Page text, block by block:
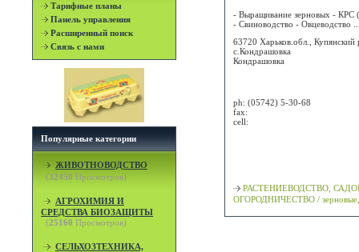
Тарифные планы
Панель управления
Расширенный поиск
Связь с нами
Популярные категории
ЖИВОТНОВОДСТВО
(32450 Просмотров)
АГРОХИМИЯ И
СРЕДСТВА БИОЗАЩИТЫ
(25160 Просмотров)
СЕЛЬХОЗТЕХНИКА,
- Выращивание зерновых - КРС
- Свиноводство - Овцеводство
63720 Харьков.обл., Купянский
с.Кондрашовка
Кондрашовка
ph: (05742) 5-30-68
fax:
cell:
РАСТЕНИЕВОДСТВО,
ОГОРОДНИЧЕСТВО / зерновые,